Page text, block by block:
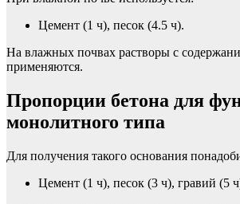
Цемент (1 ч), песок (4.5 ч).
На влажных почвах растворы с
применяются.
Пропорции бетона для
монолитного типа
Для получения такого основания
Цемент (1 ч), песок (3 ч), гравий (5